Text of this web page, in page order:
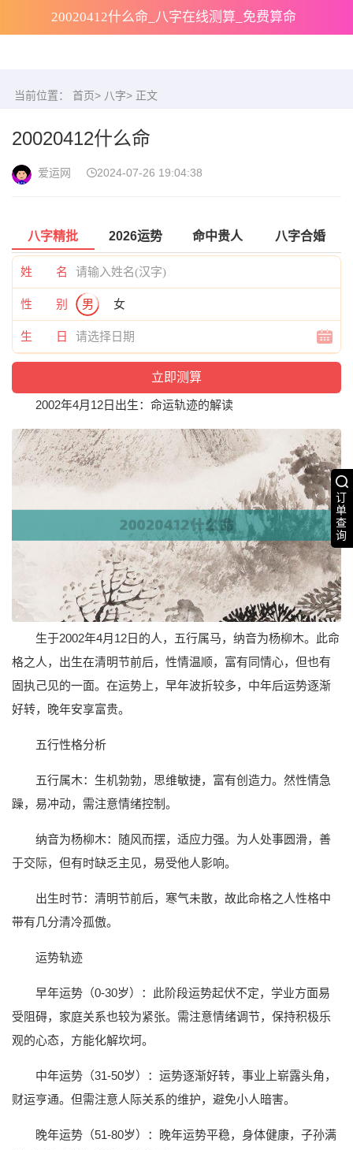
20020412什么命_八字在线测算_免费算命
订
单
查
询
当前位置： 首页> 八字> 正文
20020412什么命
爱运网 2024-07-26 19:04:38
八字精批 2026运势 命中贵人 八字合婚
姓 名
性 别 男 女
生 日
2002年4月12日出生：命运轨迹的解读
生于2002年4月12日的人，五行属马，纳音为杨柳木。此命
格之人，出生在清明节前后，性情温顺，富有同情心，但也有
固执己见的一面。在运势上，早年波折较多，中年后运势逐渐
好转，晚年安享富贵。
五行性格分析
五行属木：生机勃勃，思维敏捷，富有创造力。然性情急
躁，易冲动，需注意情绪控制。
纳音为杨柳木：随风而摆，适应力强。为人处事圆滑，善
于交际，但有时缺乏主见，易受他人影响。
出生时节：清明节前后，寒气未散，故此命格之人性格中
带有几分清冷孤傲。
运势轨迹
早年运势（0-30岁）：此阶段运势起伏不定，学业方面易
受阻碍，家庭关系也较为紧张。需注意情绪调节，保持积极乐
观的心态，方能化解坎坷。
中年运势（31-50岁）：运势逐渐好转，事业上崭露头角，
财运亨通。但需注意人际关系的维护，避免小人暗害。
晚年运势（51-80岁）：晚年运势平稳，身体健康，子孙满